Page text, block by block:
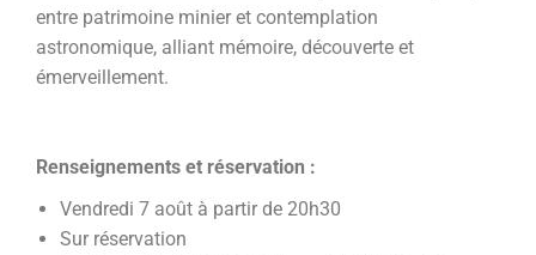
entre patrimoine minier et contemplation
astronomique, alliant mémoire, découverte et
émerveillement.
Renseignements et réservation :
Vendredi 7 août à partir de 20h30
Sur réservation